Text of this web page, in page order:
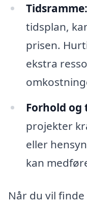
Tidsramme:
tidsplan,
prisen.
ekstra
Forhold og
projekter
eller
kan
Når du vil